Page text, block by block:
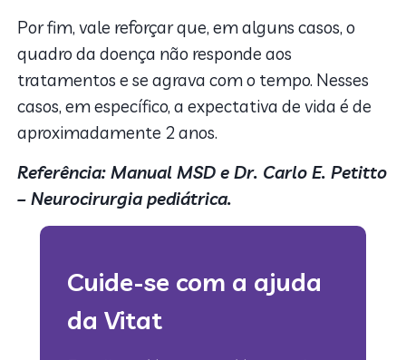
Por fim, vale reforçar que, em alguns casos, o
quadro da doença não responde aos
tratamentos e se agrava com o tempo. Nesses
casos, em específico, a expectativa de vida é de
aproximadamente 2 anos.
Referência: Manual MSD e Dr. Carlo E. Petitto
– Neurocirurgia pediátrica.